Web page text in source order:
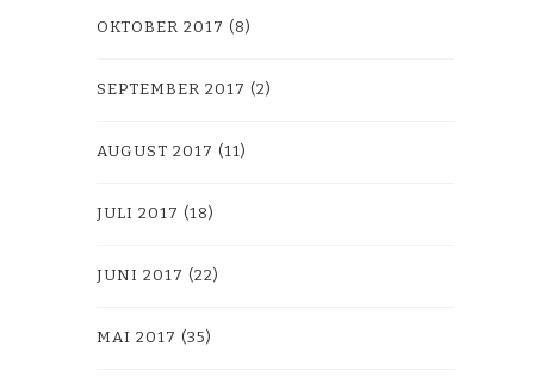
OKTOBER 2017 (8)
SEPTEMBER 2017 (2)
AUGUST 2017 (11)
JULI 2017 (18)
JUNI 2017 (22)
MAI 2017 (35)